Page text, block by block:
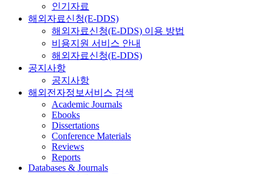
인기자료
해외자료신청(E-DDS)
해외자료신청(E-DDS) 이용 방법
비용지원 서비스 안내
해외자료신청(E-DDS)
공지사항
공지사항
해외전자정보서비스 검색
Academic Journals
Ebooks
Dissertations
Conference Materials
Reviews
Reports
Databases & Journals